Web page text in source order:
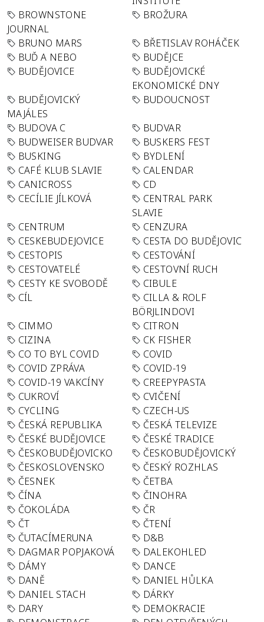
BROWNSTONE
JOURNAL
BROŽURA
BRUNO MARS
BŘETISLAV ROHÁČEK
BUĎ A NEBO
BUDĚJCE
BUDĚJOVICE
BUDĚJOVICKÉ
EKONOMICKÉ DNY
BUDĚJOVICKÝ
MAJÁLES
BUDOUCNOST
BUDOVA C
BUDVAR
BUDWEISER BUDVAR
BUSKERS FEST
BUSKING
BYDLENÍ
CAFÉ KLUB SLAVIE
CALENDAR
CANICROSS
CD
CECÍLIE JÍLKOVÁ
CENTRAL PARK
SLAVIE
CENTRUM
CENZURA
CESKEBUDEJOVICE
CESTA DO BUDĚJOVIC
CESTOPIS
CESTOVÁNÍ
CESTOVATELÉ
CESTOVNÍ RUCH
CESTY KE SVOBODĚ
CIBULE
CÍL
CILLA & ROLF
BÖRJLINDOVI
CIMMO
CITRON
CIZINA
CK FISHER
CO TO BYL COVID
COVID
COVID ZPRÁVA
COVID-19
COVID-19 VAKCÍNY
CREEPYPASTA
CUKROVÍ
CVIČENÍ
CYCLING
CZECH-US
ČESKÁ REPUBLIKA
ČESKÁ TELEVIZE
ČESKÉ BUDĚJOVICE
ČESKÉ TRADICE
ČESKOBUDĚJOVICKO
ČESKOBUDĚJOVICKÝ
ČESKOSLOVENSKO
ČESKÝ ROZHLAS
ČESNEK
ČETBA
ČÍNA
ČINOHRA
ČOKOLÁDA
ČR
ČT
ČTENÍ
ČUTACÍMERUNA
D&B
DAGMAR POPJAKOVÁ
DALEKOHLED
DÁMY
DANCE
DANĚ
DANIEL HŮLKA
DANIEL STACH
DÁRKY
DARY
DEMOKRACIE